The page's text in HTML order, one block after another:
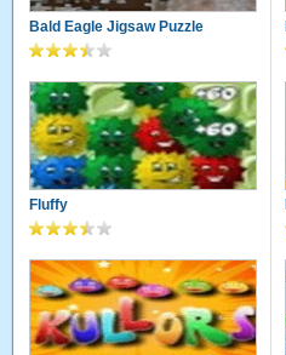
Bald Eagle Jigsaw Puzzle
Fluffy